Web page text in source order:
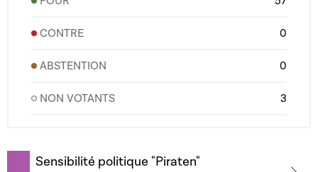
CONTRE 0
ABSTENTION 0
NON VOTANTS 3
Sensibilité politique "Piraten"